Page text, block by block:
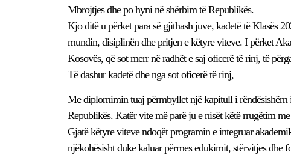
Mbrojtjes dhe po hyni në shërbim të Republikës.
Kjo ditë u përket para së gjithash juve, kadetë të Klasës
mundin, disiplinën dhe pritjen e këtyre viteve. I përket
Kosovës, që sot merr në radhët e saj oficerë të rinj, të
Të dashur kadetë dhe nga sot oficerë të rinj,
Me diplomimin tuaj përmbyllet një kapitull i
Republikës. Katër vite më parë ju e nisët këtë rrugëtim
Gjatë këtyre viteve ndoqët programin e integruar
njëkohësisht duke kaluar përmes edukimit, stërvitjes dhe